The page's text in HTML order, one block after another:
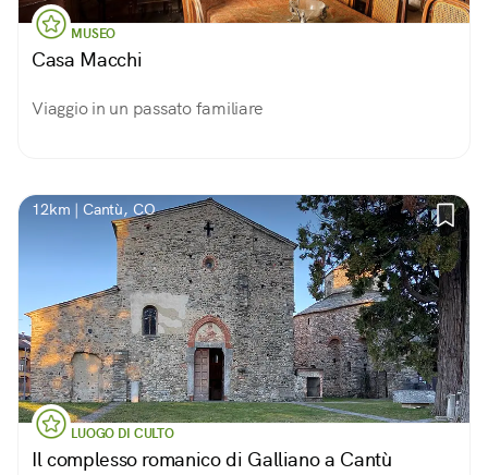
MUSEO
Casa Macchi
Viaggio in un passato familiare
12km | Cantù, CO
LUOGO DI CULTO
Il complesso romanico di Galliano a Cantù